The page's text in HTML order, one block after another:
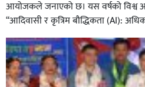
आज मिति (वि.सं.) : २०८३ साउन
आयोजकले जनाएको छ। यस वर्षको विश्व
“आदिवासी र कृत्रिम बौद्धिकता (AI):